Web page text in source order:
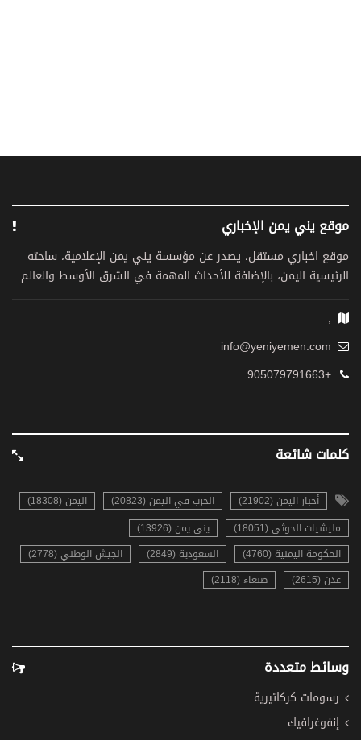
موقع يني يمن الإخباري
موقع اخباري مستقل، يصدر عن مؤسسة يني يمن الإعلامية، ساحته
الرئيسية اليمن، بالإضافة للأحداث المهمة في الشرق الأوسط والعالم.
,
info@yeniyemen.com
+905079791663
كلمات شائعة
أخبار اليمن (21902) الحرب في اليمن (20823)
اليمن (18308)
مليشيات الحوثي (18051)
يني يمن (13926)
الحكومة اليمنية (4760)
السعودية (2849)
الجيش الوطني (2778)
عدن (2615)
صنعاء (2118)
وسائط متعددة
رسومات كركاتيرية
إنفوغرافيك